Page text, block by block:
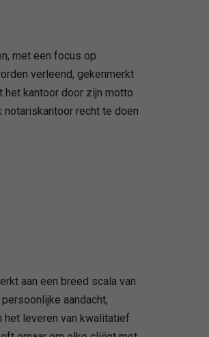
met een focus op
verleend, gekenmerkt
het kantoor door zijn motto
recht te doen
aan een breed scala van
aandacht,
het leveren van kwalitatief